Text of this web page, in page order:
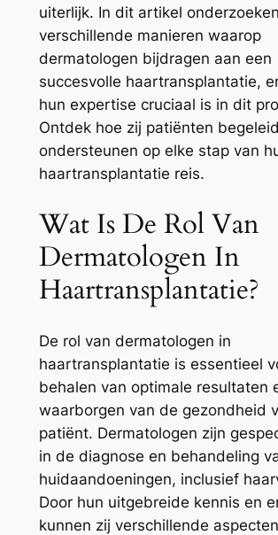
uiterlijk. In dit artikel
verschillende manieren waarop
dermatologen bijdragen aan een
succesvolle haartransplantatie,
hun expertise cruciaal is in dit
Ontdek hoe zij patiënten
ondersteunen op elke stap van
haartransplantatie reis.
Wat Is De Rol Van
Dermatologen In
Haartransplantatie?
De rol van dermatologen in
haartransplantatie is essentieel
behalen van optimale resultaten
waarborgen van de gezondheid
patiënt. Dermatologen zijn
in de diagnose en behandeling
huidaandoeningen, inclusief
Door hun uitgebreide kennis en
kunnen zij verschillende